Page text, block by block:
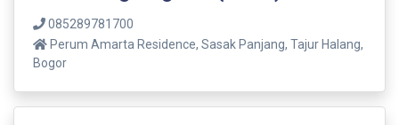
085289781700
Perum Amarta Residence, Sasak Panjang, Tajur Halang,
Bogor